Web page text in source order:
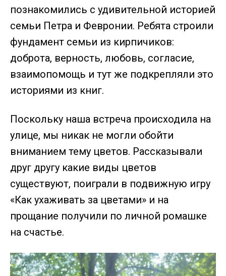
познакомились с удивительной историей
семьи Петра и Февронии. Ребята строили
фундамент семьи из кирпичиков:
доброта, верность, любовь, согласие,
взаимопомощь и тут же подкрепляли это
историями из книг.
Поскольку наша встреча происходила на
улице, мы никак не могли обойти
вниманием тему цветов. Рассказывали
друг другу какие виды цветов
существуют, поиграли в подвижную игру
«Как ухаживать за цветами» и на
прощание получили по личной ромашке
на счастье.